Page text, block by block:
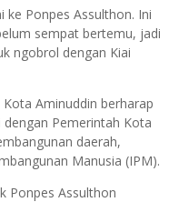
ke Ponpes Assulthon. Ini
sempat bertemu, jadi
ngobrol dengan Kiai
Aminuddin berharap
Pemerintah Kota
daerah,
Manusia (IPM).
Ponpes Assulthon